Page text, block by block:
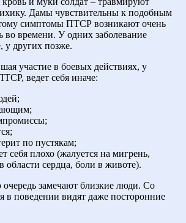
Дамы чувствительны к подобным
симптомы ПТСР возникают очень
во времени. У одних заболевание
у других позже.
участие в боевых действиях, у
ведет себя иначе:
по пустякам;
себя плохо (жалуется на мигрень,
области сердца, боли в животе).
замечают близкие люди. Со
в поведении видят даже посторонние